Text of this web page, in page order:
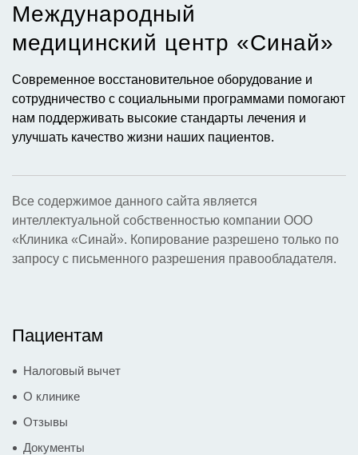
Международный
медицинский центр «Синай»​
Современное восстановительное оборудование и
сотрудничество с социальными программами помогают
нам поддерживать высокие стандарты лечения и
улучшать качество жизни наших пациентов.
Все содержимое данного сайта является
интеллектуальной собственностью компании ООО
«Клиника «Синай». Копирование разрешено только по
запросу с письменного разрешения правообладателя.
Пациентам
Налоговый вычет
О клинике
Отзывы
Документы